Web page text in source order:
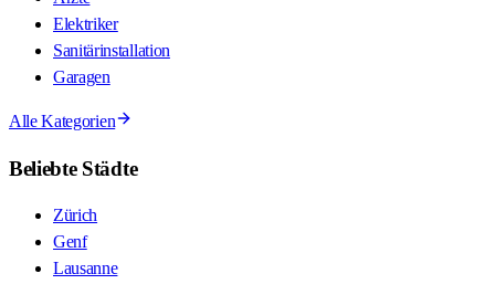
Elektriker
Sanitärinstallation
Garagen
Alle Kategorien
Beliebte Städte
Zürich
Genf
Lausanne